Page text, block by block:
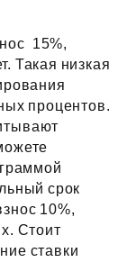
 15%,
Такая низкая
процентов.
срок
10%,
Стоит
ставки